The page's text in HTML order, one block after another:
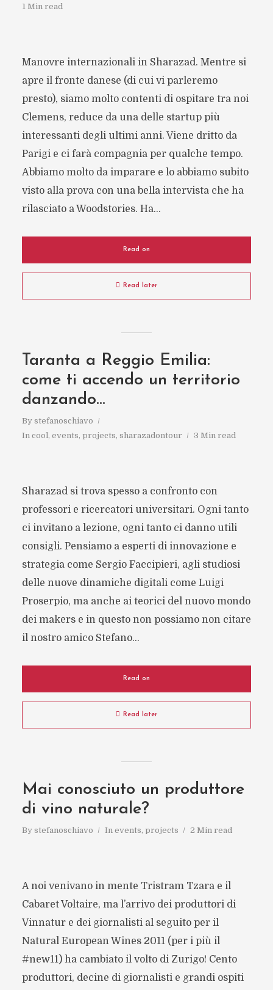
1 Min read
Manovre internazionali in Sharazad. Mentre si
apre il fronte danese (di cui vi parleremo
presto), siamo molto contenti di ospitare tra noi
Clemens, reduce da una delle startup più
interessanti degli ultimi anni. Viene dritto da
Parigi e ci farà compagnia per qualche tempo.
Abbiamo molto da imparare e lo abbiamo subito
visto alla prova con una bella intervista che ha
rilasciato a Woodstories. Ha...
Read on
Read later
Taranta a Reggio Emilia:
come ti accendo un territorio
danzando…
By stefanoschiavo
In cool, events, projects, sharazadontour 3 Min read
Sharazad si trova spesso a confronto con
professori e ricercatori universitari. Ogni tanto
ci invitano a lezione, ogni tanto ci danno utili
consigli. Pensiamo a esperti di innovazione e
strategia come Sergio Faccipieri, agli studiosi
delle nuove dinamiche digitali come Luigi
Proserpio, ma anche ai teorici del nuovo mondo
dei makers e in questo non possiamo non citare
il nostro amico Stefano...
Read on
Read later
Mai conosciuto un produttore
di vino naturale?
By stefanoschiavo In events, projects 2 Min read
A noi venivano in mente Tristram Tzara e il
Cabaret Voltaire, ma l’arrivo dei produttori di
Vinnatur e dei giornalisti al seguito per il
Natural European Wines 2011 (per i più il
#new11) ha cambiato il volto di Zurigo! Cento
produttori, decine di giornalisti e grandi ospiti